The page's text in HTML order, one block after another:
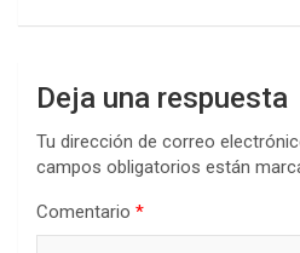
Deja una respuesta
Tu dirección de correo
campos obligatorios están
Comentario *